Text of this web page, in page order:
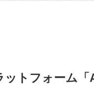
ットフォーム「